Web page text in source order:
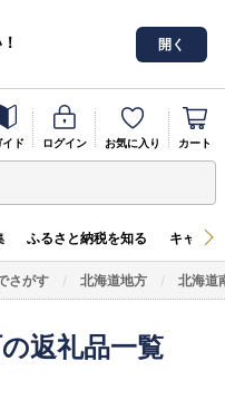
開く
イド ログイン お気に入り カート
ふるさと納税を知る キャン
さがす 北海道地方 北海道
返礼品一覧